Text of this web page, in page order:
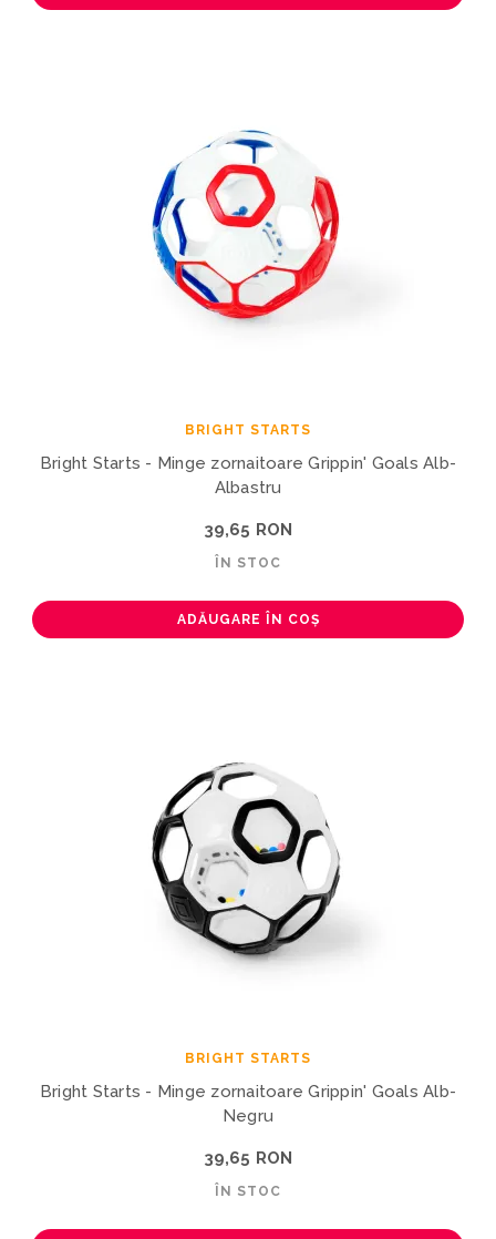
BRIGHT STARTS
Bright Starts - Minge zornaitoare Grippin' Goals Alb-
Albastru
39,65 RON
ÎN STOC
ADĂUGARE ÎN COȘ
BRIGHT STARTS
Bright Starts - Minge zornaitoare Grippin' Goals Alb-
Negru
39,65 RON
ÎN STOC